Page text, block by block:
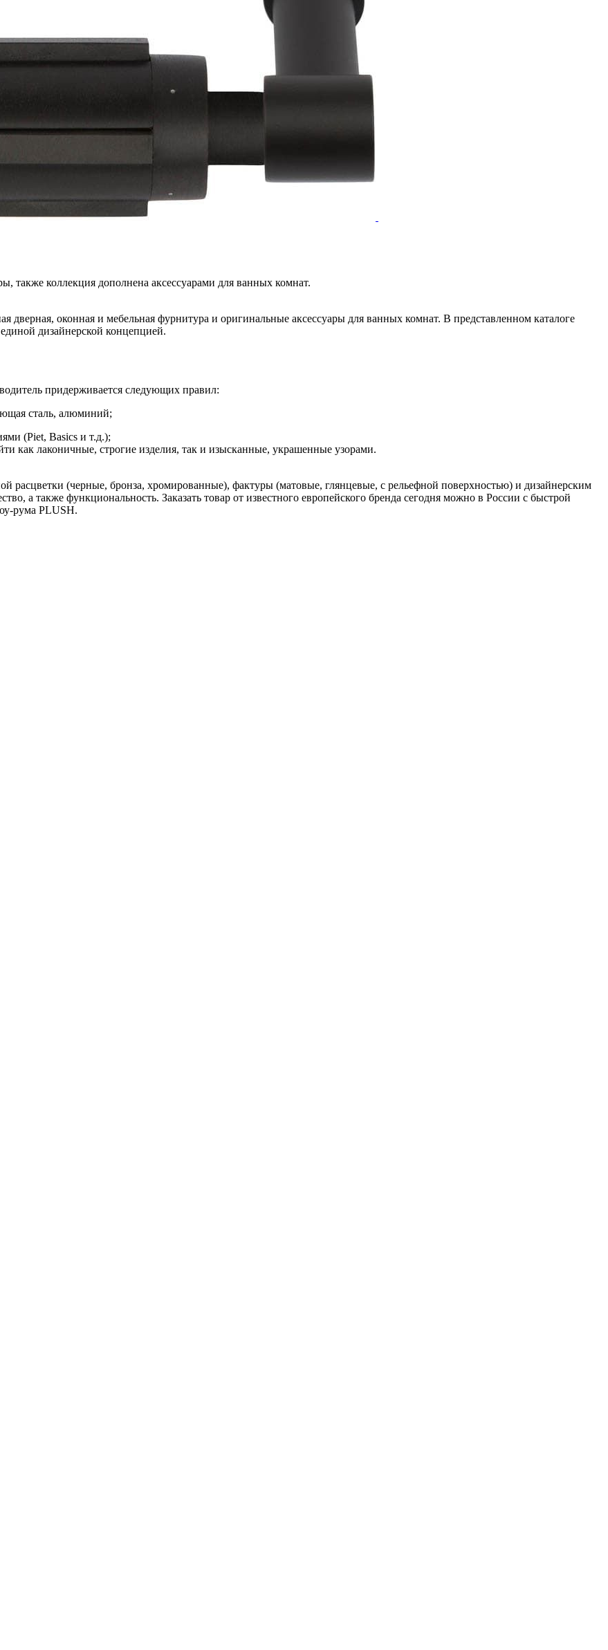
также коллекция дополнена аксессуарами для ванных комнат.
оконная и мебельная фурнитура и оригинальные аксессуары для ванных комнат. В представленном каталоге
дизайнерской концепцией.
придерживается следующих правил:
сталь, алюминий;
(Piet, Basics и т.д.);
как лаконичные, строгие изделия, так и изысканные, украшенные узорами.
расцветки (черные, бронза, хромированные), фактуры (матовые, глянцевые, с рельефной поверхностью) и дизайнерским
а также функциональность. Заказать товар от известного европейского бренда сегодня можно в России с быстрой
рума PLUSH.